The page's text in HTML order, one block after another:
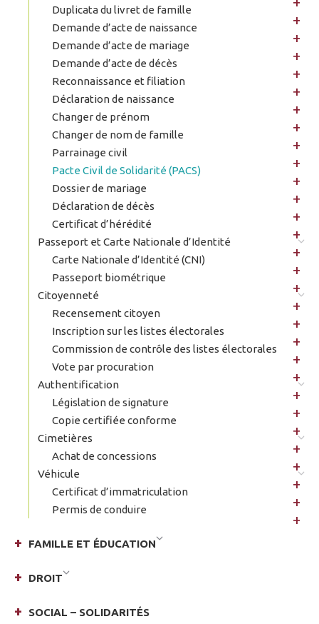
Duplicata du livret de famille
Demande d’acte de naissance
Demande d’acte de mariage
Demande d’acte de décès
Reconnaissance et filiation
Déclaration de naissance
Changer de prénom
Changer de nom de famille
Parrainage civil
Pacte Civil de Solidarité (PACS)
Dossier de mariage
Déclaration de décès
Certificat d’hérédité
Passeport et Carte Nationale d’Identité
Carte Nationale d’Identité (CNI)
Passeport biométrique
Citoyenneté
Recensement citoyen
Inscription sur les listes électorales
Commission de contrôle des listes électorales
Vote par procuration
Authentification
Législation de signature
Copie certifiée conforme
Cimetières
Achat de concessions
Véhicule
Certificat d’immatriculation
Permis de conduire
FAMILLE ET ÉDUCATION
DROIT
SOCIAL – SOLIDARITÉS